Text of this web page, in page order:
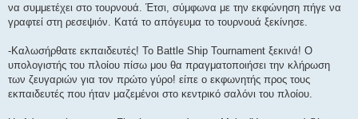
να συμμετέχει στο τουρνουά. Έτσι, σύμφωνα με την εκφώνηση πήγε να
γραφτεί στη ρεσεψιόν. Κατά το απόγευμα το τουρνουά ξεκίνησε.
-Καλωσήρθατε εκπαιδευτές! Το Battle Ship Tournament ξεκινά! Ο
υπολογιστής του πλοίου πίσω μου θα πραγματοποιήσει την κλήρωση
των ζευγαριών για τον πρώτο γύρο! είπε ο εκφωνητής προς τους
εκπαιδευτές που ήταν μαζεμένοι στο κεντρικό σαλόνι του πλοίου.